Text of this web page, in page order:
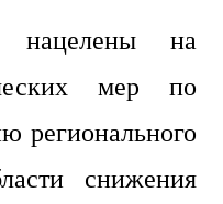
нацелены на
мер по
регионального
снижения